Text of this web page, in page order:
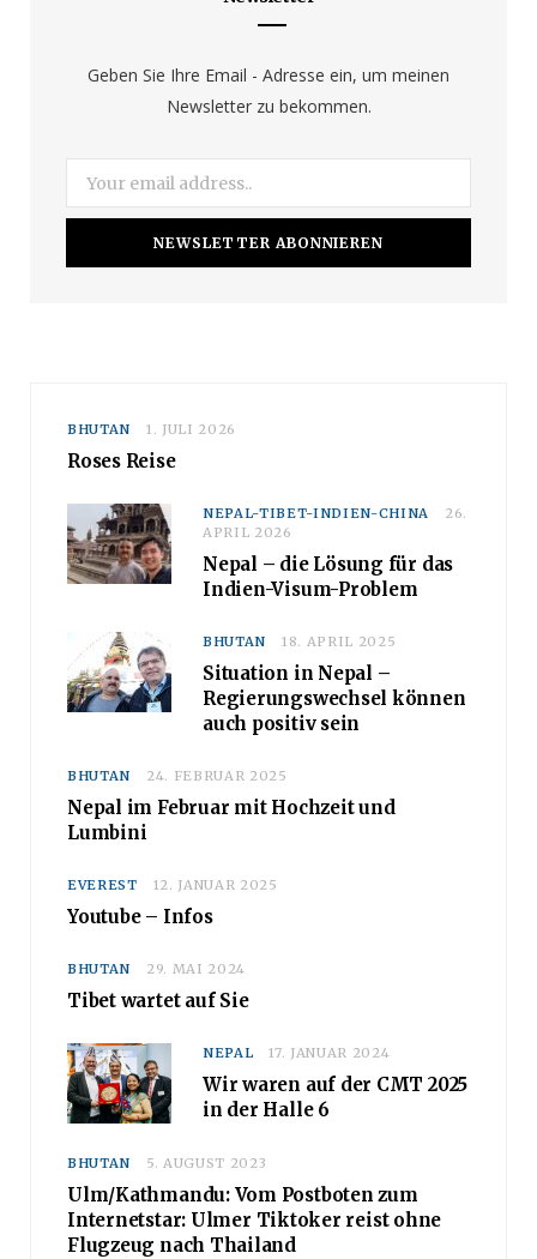
k
g
r
a
Geben Sie Ihre Email - Adresse ein, um meinen
Newsletter zu bekommen.
BHUTAN 1. JULI 2026
Roses Reise
NEPAL-TIBET-INDIEN-CHINA
26.
APRIL 2026
Nepal – die Lösung für das
Indien-Visum-Problem
BHUTAN 18. APRIL 2025
Situation in Nepal –
Regierungswechsel können
auch positiv sein
BHUTAN 24. FEBRUAR 2025
Nepal im Februar mit Hochzeit und
Lumbini
EVEREST 12. JANUAR 2025
Youtube – Infos
BHUTAN 29. MAI 2024
Tibet wartet auf Sie
NEPAL 17. JANUAR 2024
Wir waren auf der CMT 2025
in der Halle 6
BHUTAN 5. AUGUST 2023
Ulm/Kathmandu: Vom Postboten zum
Internetstar: Ulmer Tiktoker reist ohne
Flugzeug nach Thailand